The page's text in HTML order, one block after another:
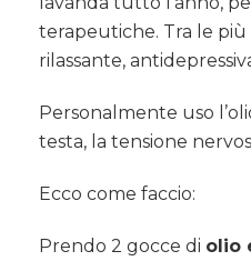
terapeutiche. Tra le
rilassante,
Personalmente uso
testa, la tensione
Ecco come faccio:
Prendo 2 gocce di olio